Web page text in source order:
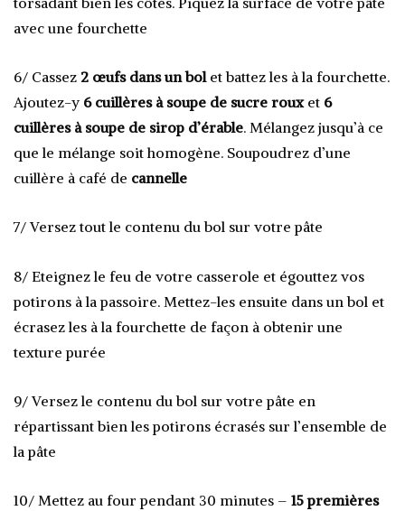
avec une fourchette
6/ Cassez 2 œufs dans un bol et battez les à la fourchette.
Ajoutez-y 6 cuillères à soupe de sucre rouxet 6
cuillères à soupe de sirop d’érable. Mélangez jusqu’à ce
que le mélange soit homogène. Soupoudrez d’une
cuillère à café de cannelle
7/ Versez tout le contenu du bol sur votre pâte
8/ Eteignez le feu de votre casserole et égouttez vos
potirons à la passoire. Mettez-les ensuite dans un bol et
écrasez les à la fourchette de façon à obtenir une
texture purée
9/ Versez le contenu du bol sur votre pâte en
répartissant bien les potirons écrasés sur l’ensemble de
la pâte
10/ Mettez au four pendant 30 minutes – 15 premières